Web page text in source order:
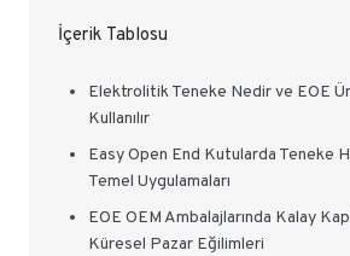
İçerik Tablosu
Elektrolitik Teneke Nedir ve EOE
Kullanılır
Easy Open End Kutularda Teneke
Temel Uygulamaları
EOE OEM Ambalajlarında Kalay
Küresel Pazar Eğilimleri